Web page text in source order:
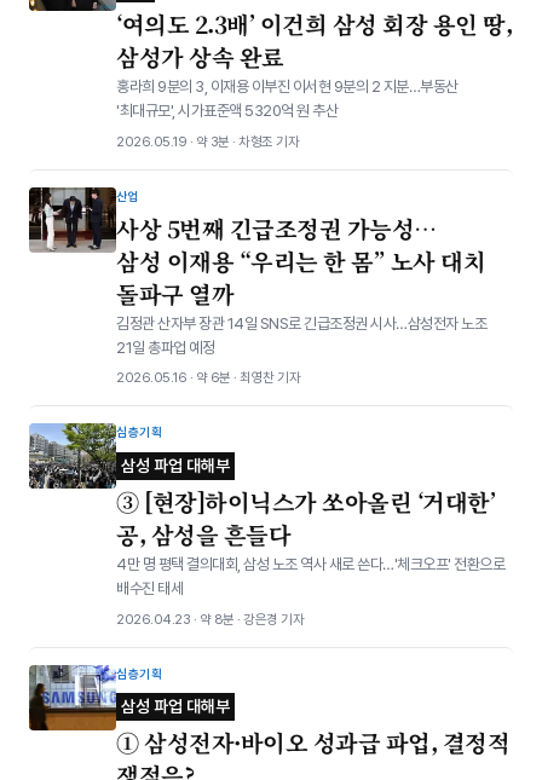
‘여의도 2.3배’ 이건희 삼성 회장 용인 땅,
삼성가 상속 완료
홍라희 9분의 3, 이재용 이부진 이서현 9분의 2 지분…부동산
'최대규모', 시가표준액 5320억 원 추산
2026.05.19 · 약 3분 · 차형조 기자
산업
사상 5번째 긴급조정권 가능성…
삼성 이재용 “우리는 한 몸” 노사 대치
돌파구 열까
김정관 산자부 장관 14일 SNS로 긴급조정권 시사…삼성전자 노조
21일 총파업 예정
2026.05.16 · 약 6분 · 최영찬 기자
심층기획
삼성 파업 대해부
③ [현장]하이닉스가 쏘아올린 ‘거대한’
공, 삼성을 흔들다
4만 명 평택 결의대회, 삼성 노조 역사 새로 쓴다…'체크오프' 전환으로
배수진 태세
2026.04.23 · 약 8분 · 강은경 기자
심층기획
삼성 파업 대해부
① 삼성전자·바이오 성과급 파업, 결정적